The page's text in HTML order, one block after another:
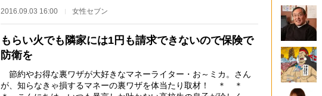
いことに。 さら…
2016.09.03 16:00 女性セブン
もらい火でも隣家には1円も請求できないので保険で
防衛を
節約やお得な裏ワザが大好きなマネーライター・お～ミカ。さん
が、知らなきゃ損するマネーの裏ワザを体当たり取材！ ＊ ＊